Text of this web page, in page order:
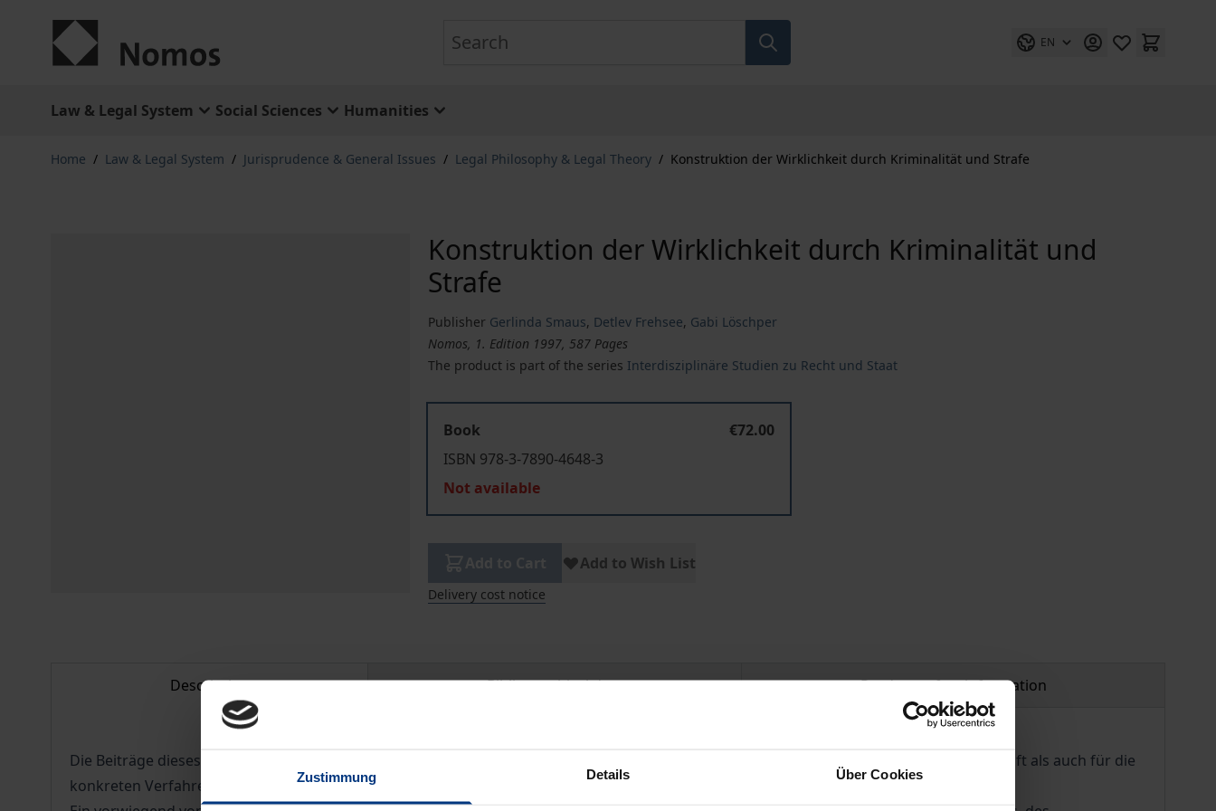
Zustimmung Details Über Cookies
EN
Law & Legal System Social Sciences Humanities
Home / Law & Legal System / Jurisprudence & General Issues / Legal Philosophy & Legal Theory / Konstruktion der Wirklichkeit durch Kriminalität und Strafe
Konstruktion der Wirklichkeit durch Kriminalität und
Strafe
Publisher Gerlinda Smaus, Detlev Frehsee, Gabi Löschper
Nomos, 1. Edition 1997, 587 Pages
The product is part of the series Interdisziplinäre Studien zu Recht und Staat
Book
€72.00
ISBN 978-3-7890-4648-3
Not available
Add to Wish List
Delivery cost notice
Description Bibliographical data Product safety information
Die Beiträge dieses Bandes behandeln fachübergreifend die Konsequenzen des Umbaus des Strafrechts sowohl für die Gesamtgesellschaft als auch für die
konkreten Verfahren, in denen durch die Anwendung des Strafrechts gesellschaftliche Fakten geschaffen werden.